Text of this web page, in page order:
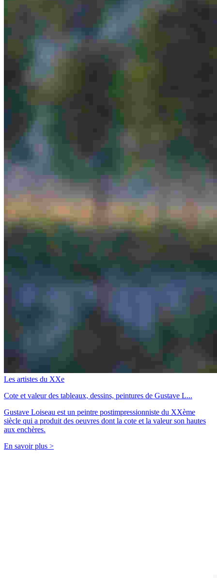
Les artistes du XXe
Cote et valeur des tableaux, dessins, peintures de Gustave L...
Gustave Loiseau est un peintre postimpressionniste du XXème
siècle qui a produit des oeuvres dont la cote et la valeur son hautes
aux enchères.
En savoir plus >